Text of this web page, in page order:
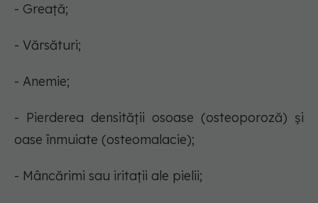
- Greață;
- Vărsături;
- Anemie;
- Pierderea densității osoase (osteoporoză) și
oase înmuiate (osteomalacie);
- Mâncărimi sau iritații ale pielii;